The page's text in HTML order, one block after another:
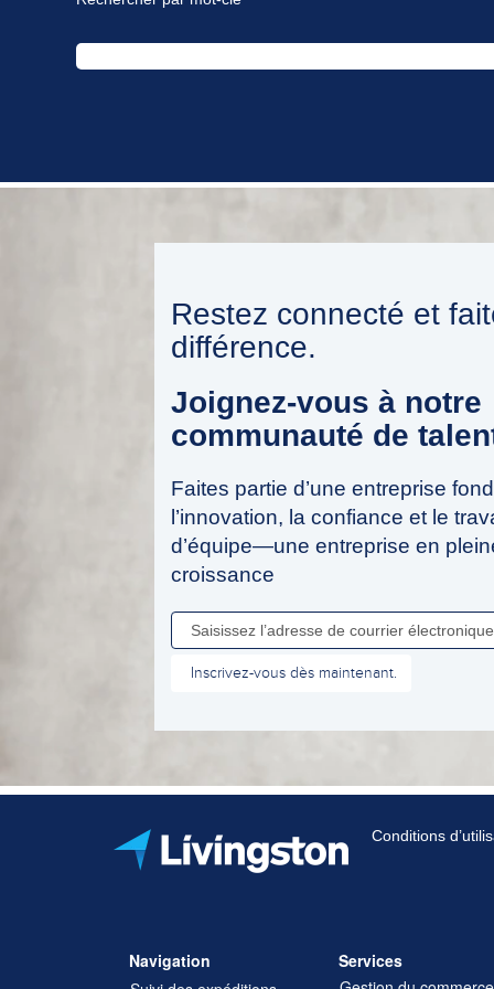
Restez connecté et
différence.
Joignez-vous à notre
communauté de
Faites partie d’une entreprise
l’innovation, la confiance et le
d’équipe—une entreprise en
croissance
Conditions
Navigation
Services